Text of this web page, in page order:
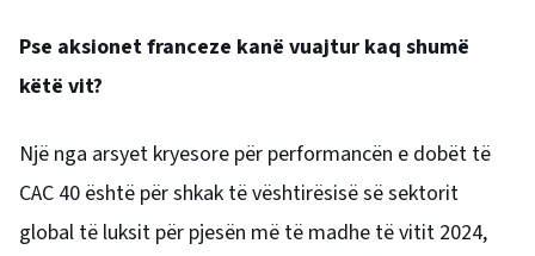
Pse aksionet franceze kanë vuajtur kaq shumë
këtë vit?
Një nga arsyet kryesore për performancën e dobët të
CAC 40 është për shkak të vështirësisë së sektorit
global të luksit për pjesën më të madhe të vitit 2024,